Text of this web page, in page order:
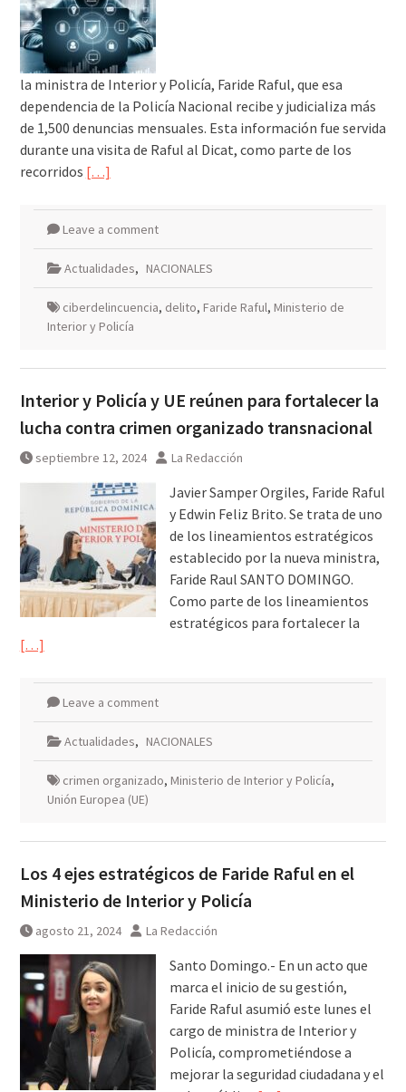
la ministra de Interior y Policía, Faride Raful, que esa
dependencia de la Policía Nacional recibe y judicializa más
de 1,500 denuncias mensuales. Esta información fue servida
durante una visita de Raful al Dicat, como parte de los
recorridos […]
Leave a comment
Actualidades, NACIONALES
ciberdelincuencia, delito, Faride Raful, Ministerio de
Interior y Policía
Interior y Policía y UE reúnen para fortalecer la
lucha contra crimen organizado transnacional
septiembre 12, 2024 La Redacción
Javier Samper Orgiles, Faride Raful
y Edwin Feliz Brito. Se trata de uno
de los lineamientos estratégicos
establecido por la nueva ministra,
Faride Raul SANTO DOMINGO.
Como parte de los lineamientos
estratégicos para fortalecer la
[…]
Leave a comment
Actualidades, NACIONALES
crimen organizado, Ministerio de Interior y Policía,
Unión Europea (UE)
Los 4 ejes estratégicos de Faride Raful en el
Ministerio de Interior y Policía
agosto 21, 2024 La Redacción
Santo Domingo.- En un acto que
marca el inicio de su gestión,
Faride Raful asumió este lunes el
cargo de ministra de Interior y
Policía, comprometiéndose a
mejorar la seguridad ciudadana y el